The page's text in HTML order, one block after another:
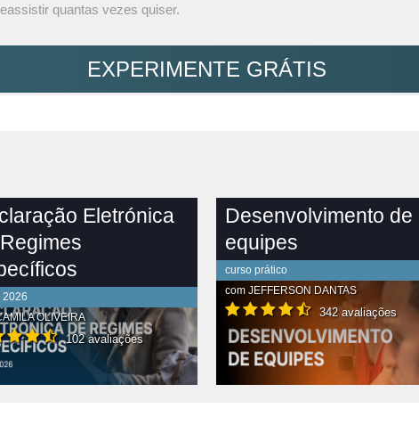
quantas vezes quiser.
EXPERIMENTE GRÁTIS
Eletrónica
2026
OLIVEIRA
102 avaliações
Desenvolvimento de
equipes
curso prático
com JEFFERSON DANTAS
342 avaliações
CONTEÚDO COMPLETO VER CONTEÚDO COMPLETO